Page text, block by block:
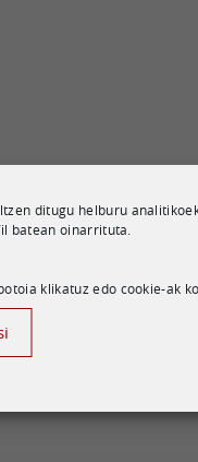
ditugu helburu
batean oinarrituta.
klikatuz edo cookie-